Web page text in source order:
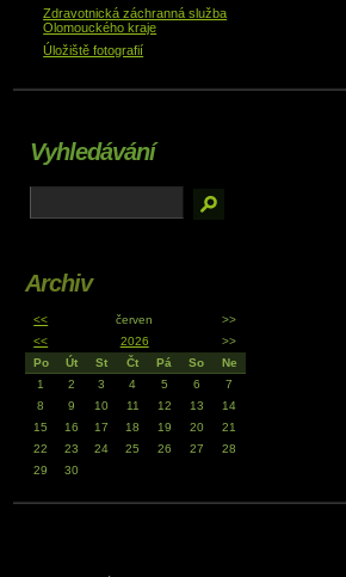
Zdravotnická záchranná služba
Olomouckého kraje
Úložiště fotografií
Vyhledávání
Archiv
<< červen
>>
<<
2026
>>
Po
Út St Čt Pá So
Ne
1
2 3 4 5 6
7
8
9 10 11 12 13
14
15
16 17 18 19 20
21
22
23 24 25 26 27
28
29
30